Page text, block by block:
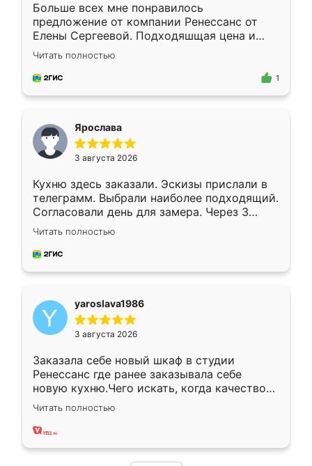
Больше всех мне понравилось
предложение от компании Ренессанс от
Елены Сергеевой. Подходяшщая цена и
короткие сроки изготовления. Приехавший
для замера сотрудник Владислав
предложил по моему эскизу самый
Читать полностью
1
Ярослава
3 августа 2026
Кухню здесь заказали. Эскизы прислали в
телеграмм. Выбрали наиболее подходящий.
Согласовали день для замера. Через 3
недели кухня была уже готова. Остались
довольны работой. Спасибо Ренессанс
мебель за качественную работу!
Читать полностью
yaroslava1986
3 августа 2026
Заказала себе новый шкаф в студии
Ренессанс где ранее заказывала себе
новую кухню.Чего искать, когда качеством
вполне довольна. Служит кухня уже почти
два года, нареканий нет.
Читать полностью